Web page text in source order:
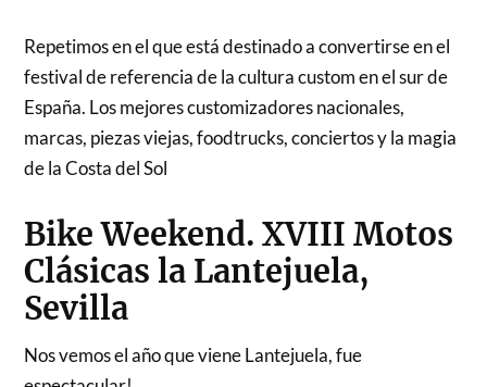
Repetimos en el que está destinado a convertirse en el
festival de referencia de la cultura custom en el sur de
España. Los mejores customizadores nacionales,
marcas, piezas viejas, foodtrucks, conciertos y la magia
de la Costa del Sol
Bike Weekend. XVIII Motos
Clásicas la Lantejuela,
Sevilla
Nos vemos el año que viene Lantejuela, fue